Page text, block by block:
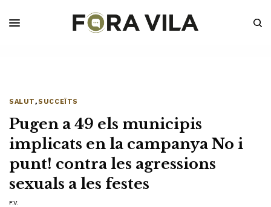
SALUT,SUCCEÏTS
Pugen a 49 els municipis
implicats en la campanya No i
punt! contra les agressions
sexuals a les festes
F.V.